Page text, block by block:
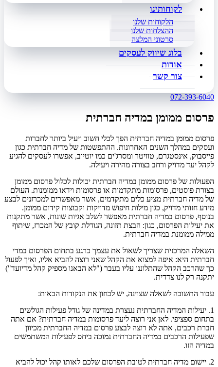
לקוחותינו
הלקוחות שלנו
ההצלחות שלנו
סרטוני המלצה
בלוג שיווק לעסקים
אודות
צור קשר
072-393-6040
פרסום ממומן במדיה חברתית
פרסום ממומן במדיה חברתית הפך לכלי חשוב ויעיל ביותר לחברות
ועסקים במהלך השנים האחרונות. ההתפשטות של מדיה חברתית כגון
פייסבוק, אינסטגרם, טוויטר ומסרג'ים כמו יוטיוב, אפשרו לעסקים להגיע
לקהל יעד מדויק ורחב בצורה מהירה ויעילה.
הפעולות של פרסום ממומן במדיה חברתית יכולות לכלול פרסום ממומן
בצורת פוסטים, פרסומות מתקדמות או פרסומות וידאו ממומנות. העולם
של מדיה חברתית מציע כלים מתקדמים, אשר מאפשרים למכרזנים לבצע
מידע חזותי מדויק, כגון מילות חיפוש מדויקות וקבוצות קידום ממומן.
בנוסף, פרסום במדיה חברתית מאפשר לשלב אגיות שונות, אשר מתקנות
את יעילות הפרסום, כגון: הבצת תזונה, הגודלת קובץ של המכרז, שיתוף
ממילה ממומנת במדיה חברתית.
השאלה המרכזית שצריך לשאול את עצמך כרגע בתחום הפרסום במדי
חברתית היא: איפה למצוא את הקהל שאני רוצה להביא אליו, ואיך לפעול
כך שהרכב הקהל שהתלוננו עליו בעבר ("לא הבאנו מספיק קהל מדיועד")
יתקנה רק לנו צדדית.
עבור התשובה לשאלה שצוינה, יש לבחון את הנקודות הבאות:
1. יעילות המדיה החברתית נעצרת במדינה של גודל פעילות הגולשים
בתחום ספציפי. לאן אני רוצה ליעד פרסומות במדיה חברתית? אם אתה
חברת רכבים, אתה לא רוצה לבצע פרסום במדיה החברתית מכיוון
שפעילות הרכבים במדיה החברתית נמוכה ביחס לפעילות המשתמשים
במדיה הזו.
2. יישום מדיה חברתית לטובת הפרסום שלכם לאותו קהל יכול להביא